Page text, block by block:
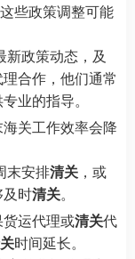
些政策调整可能
新政策动态，及
合作，他们通常
业的指导。
关工作效率会降
末安排清关 ，或
时清关。
运代理或清关代
时间延长。